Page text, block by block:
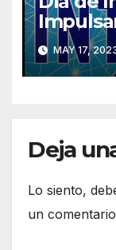
Digital
MAY 17,
Deja
Lo siento,
un